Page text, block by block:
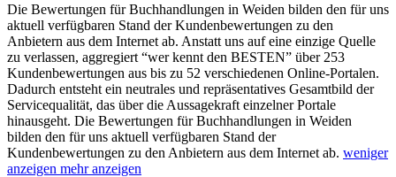
Die Bewertungen für Buchhandlungen in Weiden bilden den für uns
aktuell verfügbaren Stand der Kundenbewertungen zu den
Anbietern aus dem Internet ab. Anstatt uns auf eine einzige Quelle
zu verlassen, aggregiert “wer kennt den BESTEN” über 253
Kundenbewertungen aus bis zu 52 verschiedenen Online-Portalen.
Dadurch entsteht ein neutrales und repräsentatives Gesamtbild der
Servicequalität, das über die Aussagekraft einzelner Portale
hinausgeht. Die Bewertungen für Buchhandlungen in Weiden
bilden den für uns aktuell verfügbaren Stand der
Kundenbewertungen zu den Anbietern aus dem Internet ab. weniger
anzeigen mehr anzeigen